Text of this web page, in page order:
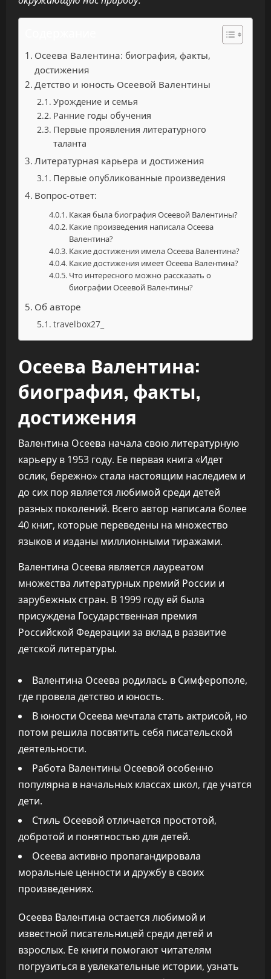
Осеева Валентина: биография, факты,
достижения
Детство и юность Осеевой Валентины
Урождение и семья
Ранние годы обучения
Первые проявления литературного
таланта
Литературная карьера и достижения
Первые опубликованные произведения
Вопрос-ответ:
Какая была биография Осеевой Валентины?
Какие произведения написала Осеева
Валентина?
Какие достижения имела Осеева Валентина?
Какие достижения имеет Осеева Валентина?
Что интересного можно рассказать о
биографии Осеевой Валентины?
Об авторе
travelbox27_
Осеева Валентина:
биография, факты,
достижения
Валентина Осеева начала свою литературную
карьеру в 1953 году. Ее первая книга «Идет
ослик, бережно» стала настоящим наследием и
до сих пор является любимой среди детей
разных поколений. Всего автор написала более
40 книг, которые переведены на множество
языков и изданы миллионными тиражами.
Валентина Осеева является лауреатом
множества литературных премий России и
зарубежных стран. В 1999 году ей была
присуждена Государственная премия
Российской Федерации за вклад в развитие
детской литературы.
Валентина Осеева родилась в Симферополе,
где провела детство и юность.
В юности Осеева мечтала стать актрисой, но
потом решила посвятить себя писательской
деятельности.
Работа Валентины Осеевой особенно
популярна в начальных классах школ, где учатся
дети.
Стиль Осеевой отличается простотой,
добротой и понятностью для детей.
Осеева активно пропагандировала
моральные ценности и дружбу в своих
произведениях.
Осеева Валентина остается любимой и
известной писательницей среди детей и
взрослых. Ее книги помогают читателям
погрузиться в увлекательные истории, узнать